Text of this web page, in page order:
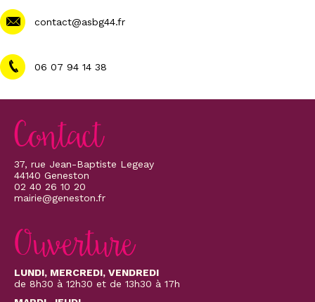
contact@asbg44.fr
06 07 94 14 38
Contact
37, rue Jean-Baptiste Legeay
44140 Geneston
02 40 26 10 20
mairie@geneston.fr
Ouverture
LUNDI, MERCREDI, VENDREDI
de 8h30 à 12h30 et de 13h30 à 17h